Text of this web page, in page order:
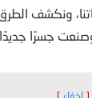
ونكشف
جسرًا جديدًا
إخفاء